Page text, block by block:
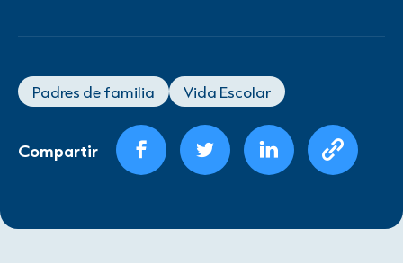
Padres de familia Vida Escolar
Compartir